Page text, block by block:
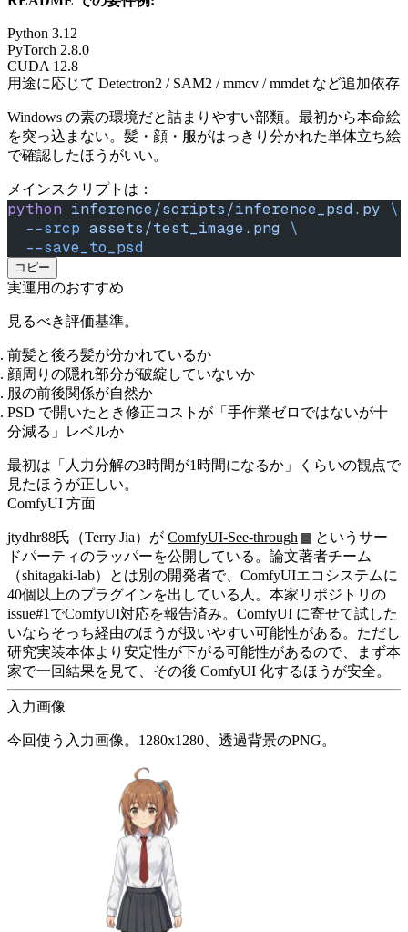
Python 3.12
PyTorch 2.8.0
CUDA 12.8
用途に応じて Detectron2 / SAM2 / mmcv / mmdet など追加依存
Windows の素の環境だと詰まりやすい部類。最初から本命絵
を突っ込まない。髪・顔・服がはっきり分かれた単体立ち絵
で確認したほうがいい。
メインスクリプトは：
python inference/scripts/inference_psd.py \
  --srcp
assets/test_image.png \
  --save_to_psd
コピー
実運用のおすすめ
見るべき評価基準。
前髪と後ろ髪が分かれているか
顔周りの隠れ部分が破綻していないか
服の前後関係が自然か
PSD で開いたとき修正コストが「手作業ゼロではないが十
分減る」レベルか
最初は「人力分解の3時間が1時間になるか」くらいの観点で
見たほうが正しい。
ComfyUI 方面
jtydhr88氏（Terry Jia）が ComfyUI-See-through
というサー
ドパーティのラッパーを公開している。論文著者チーム
（shitagaki-lab）とは別の開発者で、ComfyUIエコシステムに
40個以上のプラグインを出している人。本家リポジトリの
issue#1でComfyUI対応を報告済み。ComfyUI に寄せて試した
いならそっち経由のほうが扱いやすい可能性がある。ただし
研究実装本体より安定性が下がる可能性があるので、まず本
家で一回結果を見て、その後 ComfyUI 化するほうが安全。
入力画像
今回使う入力画像。1280x1280、透過背景のPNG。